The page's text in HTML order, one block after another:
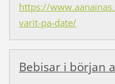
https://
varit-pa-date/
Bebisar i början